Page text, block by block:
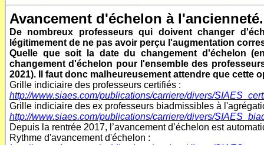
Avancement d'échelon à l'ancienneté.
De nombreux professeurs qui doivent changer
légitimement de ne pas avoir perçu l'augmentation
Quelle que soit la date du changement d'échelon
changement d'échelon pour l'ensemble des
2021). Il faut donc malheureusement attendre que cette
Grille indiciaire des professeurs certifiés :
http://www.siaes.com/publications/carriere/divers/
Grille indiciaire des ex professeurs biadmissibles à
http://www.siaes.com/publications/carriere/divers/
Depuis la rentrée 2017, l’avancement d’échelon est
Rythme d'avancement d'échelon :